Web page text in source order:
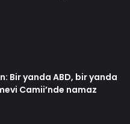
Bir yanda ABD, bir yanda
Camii’nde namaz